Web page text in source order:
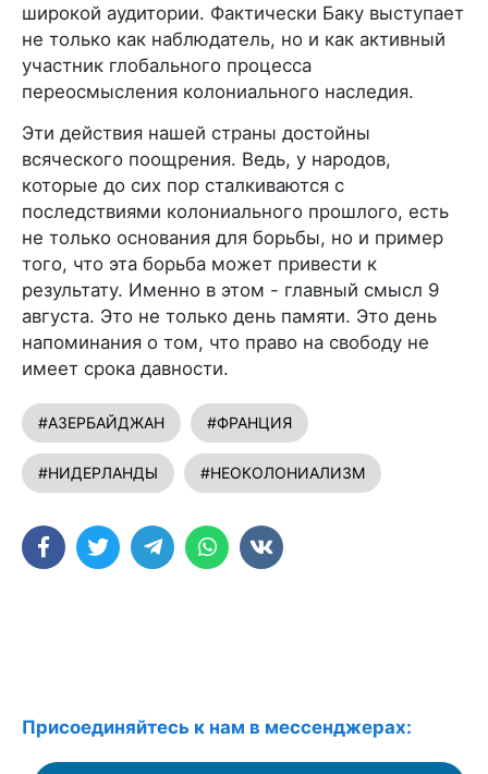
широкой аудитории. Фактически Баку выступает
не только как наблюдатель, но и как активный
участник глобального процесса
переосмысления колониального наследия.
Эти действия нашей страны достойны
всяческого поощрения. Ведь, у народов,
которые до сих пор сталкиваются с
последствиями колониального прошлого, есть
не только основания для борьбы, но и пример
того, что эта борьба может привести к
результату. Именно в этом - главный смысл 9
августа. Это не только день памяти. Это день
напоминания о том, что право на свободу не
имеет срока давности.
#АЗЕРБАЙДЖАН #ФРАНЦИЯ
#НИДЕРЛАНДЫ #НЕОКОЛОНИАЛИЗМ
Присоединяйтесь к нам в мессенджерах: